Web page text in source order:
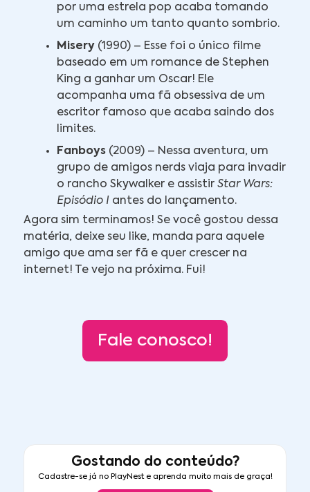
por uma estrela pop acaba tomando
um caminho um tanto quanto sombrio.
Misery (1990) – Esse foi o único filme
baseado em um romance de Stephen
King a ganhar um Oscar! Ele
acompanha uma fã obsessiva de um
escritor famoso que acaba saindo dos
limites.
Fanboys (2009) – Nessa aventura, um
grupo de amigos nerds viaja para invadir
o rancho Skywalker e assistirStar Wars:
Episódio I antes do lançamento.
Agora sim terminamos! Se você gostou dessa
matéria, deixe seu like, manda para aquele
amigo que ama ser fã e quer crescer na
internet! Te vejo na próxima. Fui!
Fale conosco!
Gostando do conteúdo?
Cadastre-se já no PlayNest e aprenda muito mais de graça!